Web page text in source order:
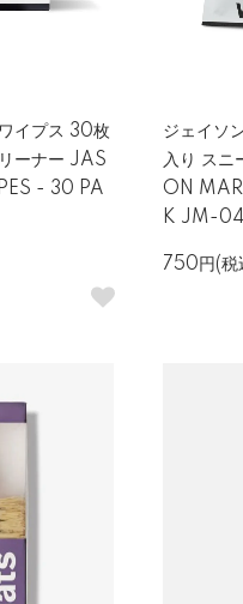
イプス 30枚
ーナー JAS
- 30 PA
ジェイソ
入り スニ
ON
K JM-
750円(税